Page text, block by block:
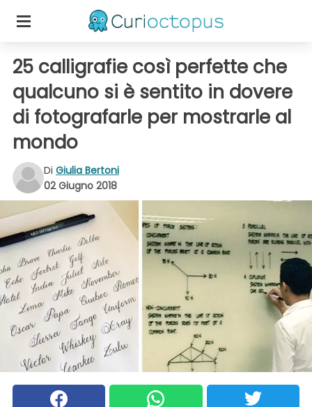
25 calligrafie così perfette che
qualcuno si è sentito in dovere
di fotografarle per mostrarle al
mondo
Di Giulia Bertoni
02 Giugno 2018